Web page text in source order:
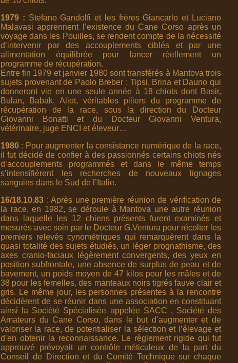
1979 : Stefano Gandolfi et les frères Giancarlo et Luciano
Malavasi apprennent l’existence du Cane Corso après un
voyage dans les Pouilles, se rendent compte de la nécessité
d’intervenir par des accouplements ciblés et par une
alimentation équilibrée pour lancer réellement un
programme de récupération.
Entre fin 1979 et janvier 1980 sont transférés à Mantova trois
sujets provenant de Paolo Breber : Tipsi, Brina et Dauno qui
donneront vie en une seule année à 18 chiots dont Basir,
Bulan, Babak, Aliot, véritables piliers du programme de
récupération de la race, sous la direction du Docteur
Giovanni Bonatti et du Docteur Giovanni Ventura,
vétérinaire, juge ENCI et éleveur…
1980 : Pour augmenter la consistance numérique de la race,
il fut décidé de confier à des passionnés certains chiots nés
d’accouplements programmés et dans le même temps
s’intensifièrent les recherches de nouveaux lignages
sanguins dans le Sud de l’Italie.
16/18.10.83 : Après une première réunion de vérification de
la race, en 1982, se déroule à Mantova une autre réunion
dans laquelle les 12 chiens présents furent examinés et
mesurés avec soin par le Docteur G.Ventura pour récolter les
premiers relevés cynométriques qui remarquèrent dans la
quasi totalité des sujets étudiés, un léger prognathisme, des
axes cranio-faciaux légèrement convergents, des yeux en
position subfrontale, une absence de surplus de peau et de
bavement, un poids moyen de 47 kilos pour les mâles et de
38 pour les femelles, des manteaux noirs tigrés fauve clair et
gris. Le même jour, les personnes présentes à la rencontre
décidèrent de se réunir dans une association en constituant
ainsi la Société Spécialisée appelée SACC , Société des
Amateurs du Cane Corso, dans le but d’augmenter et de
valoriser la race, de potentialiser la sélection et l’élevage et
d’en obtenir la reconnaissance. Le règlement rigide qui fut
approuvé prévoyait un contrôle méticuleux de la part du
Conseil de Direction et du Comité Technique sur chaque